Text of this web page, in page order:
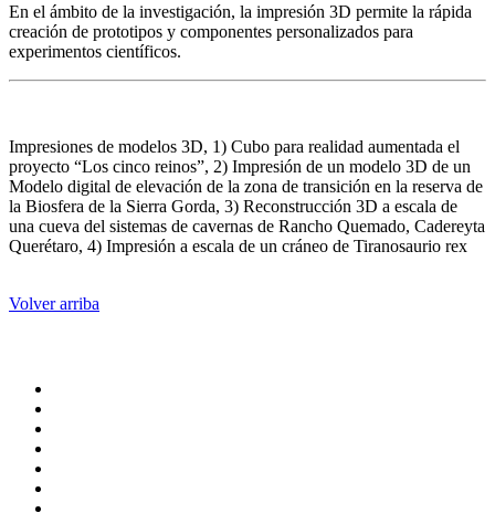
En el ámbito de la investigación, la impresión 3D permite la rápida
creación de prototipos y componentes personalizados para
experimentos científicos.
Impresiones de modelos 3D, 1) Cubo para realidad aumentada el
proyecto “Los cinco reinos”, 2) Impresión de un modelo 3D de un
Modelo digital de elevación de la zona de transición en la reserva de
la Biosfera de la Sierra Gorda, 3) Reconstrucción 3D a escala de
una cueva del sistemas de cavernas de Rancho Quemado, Cadereyta
Querétaro, 4) Impresión a escala de un cráneo de Tiranosaurio rex
Volver arriba